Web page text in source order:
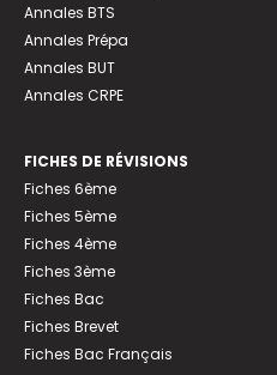
Annales BTS
Annales Prépa
Annales BUT
Annales CRPE
FICHES DE RÉVISIONS
Fiches 6ème
Fiches 5ème
Fiches 4ème
Fiches 3ème
Fiches Bac
Fiches Brevet
Fiches Bac Français